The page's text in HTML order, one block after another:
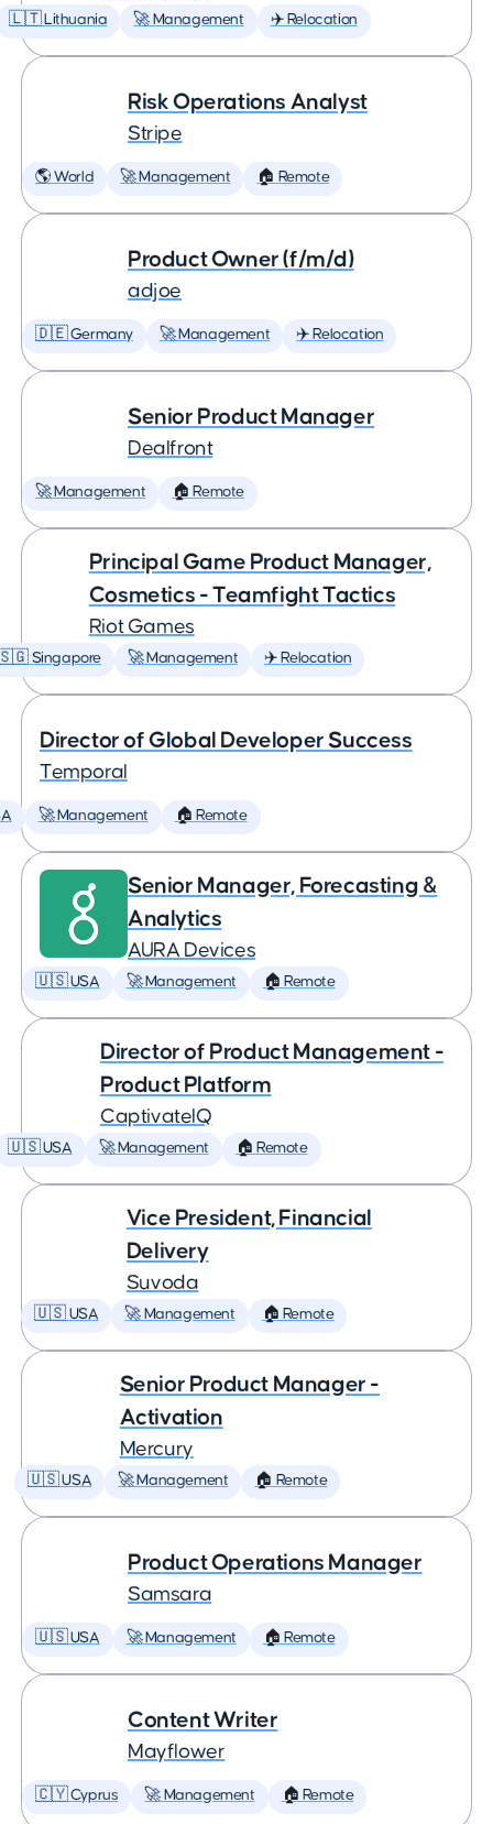
🇱🇹 Lithuania 🚀 Management ✈️ Relocation
Risk Operations Analyst
Stripe
🌎 World 🚀 Management 🏠 Remote
Product Owner (f/m/d)
adjoe
🇩🇪 Germany 🚀 Management ✈️ Relocation
Senior Product Manager
Dealfront
🚀 Management 🏠 Remote
Principal Game Product Manager,
Cosmetics - Teamfight Tactics
Riot Games
Singapore 🚀 Management ✈️ Relocation
Director of Global Developer Success
Temporal
🚀 Management 🏠 Remote
Senior Manager, Forecasting &
Analytics
AURA Devices
🇺🇸 USA 🚀 Management 🏠 Remote
Director of Product Management -
Product Platform
CaptivateIQ
🇺🇸 USA 🚀 Management 🏠 Remote
Vice President, Financial
Delivery
Suvoda
🇺🇸 USA 🚀 Management 🏠 Remote
Senior Product Manager -
Activation
Mercury
🇺🇸 USA 🚀 Management 🏠 Remote
Product Operations Manager
Samsara
🇺🇸 USA 🚀 Management 🏠 Remote
Content Writer
Mayflower
🇨🇾 Cyprus 🚀 Management 🏠 Remote